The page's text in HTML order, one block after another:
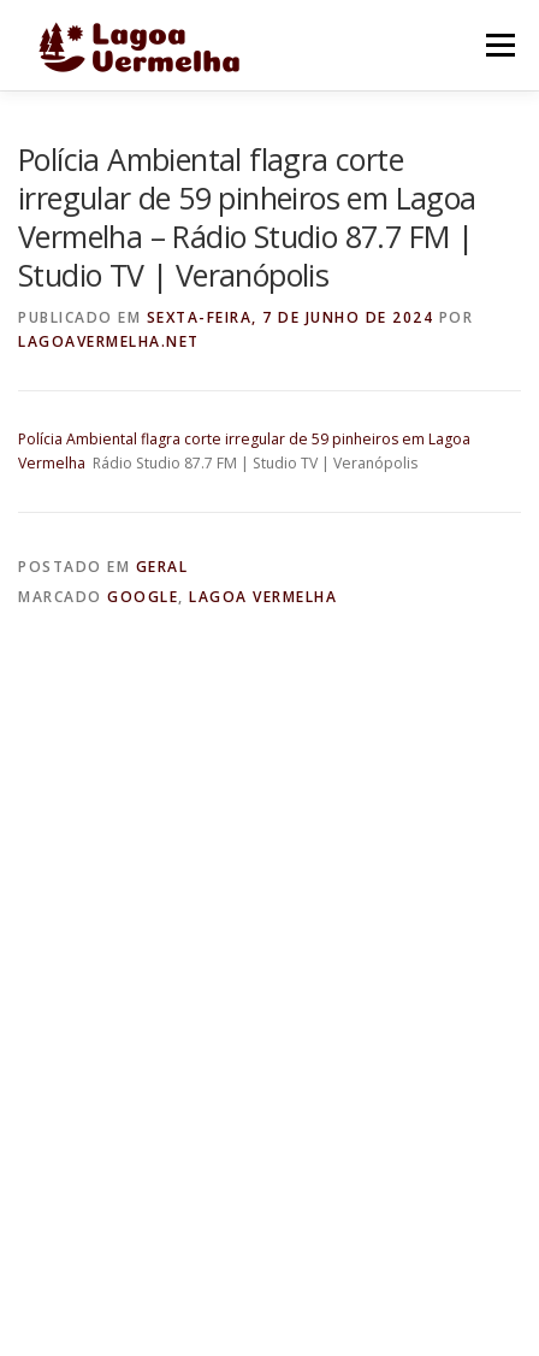
Menu
FALE CONOSCO
Polícia Ambiental flagra corte
irregular de 59 pinheiros em Lagoa
Vermelha – Rádio Studio 87.7 FM |
Studio TV | Veranópolis
PUBLICADO EM SEXTA-FEIRA, 7 DE JUNHO DE 2024 POR
LAGOAVERMELHA.NET
Polícia Ambiental flagra corte irregular de 59 pinheiros em Lagoa
Vermelha Rádio Studio 87.7 FM | Studio TV | Veranópolis
POSTADO EM GERAL
MARCADO GOOGLE, LAGOA VERMELHA